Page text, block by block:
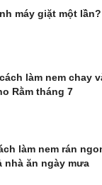
máy giặt một lần?
làm nem chay
Rằm tháng 7
làm nem rán
nhà ăn ngày mưa